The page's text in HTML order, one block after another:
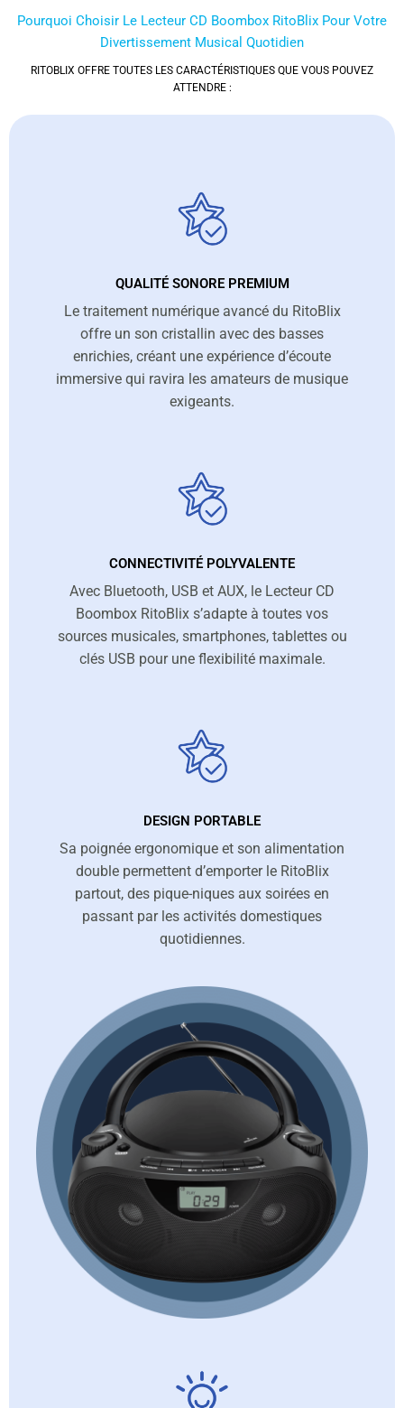
Pourquoi Choisir Le Lecteur CD Boombox RitoBlix Pour Votre
Divertissement Musical Quotidien
RITOBLIX OFFRE TOUTES LES CARACTÉRISTIQUES QUE VOUS POUVEZ
ATTENDRE :
QUALITÉ SONORE PREMIUM
Le traitement numérique avancé du RitoBlix
offre un son cristallin avec des basses
enrichies, créant une expérience d’écoute
immersive qui ravira les amateurs de musique
exigeants.
CONNECTIVITÉ POLYVALENTE
Avec Bluetooth, USB et AUX, le Lecteur CD
Boombox RitoBlix s’adapte à toutes vos
sources musicales, smartphones, tablettes ou
clés USB pour une flexibilité maximale.
DESIGN PORTABLE
Sa poignée ergonomique et son alimentation
double permettent d’emporter le RitoBlix
partout, des pique-niques aux soirées en
passant par les activités domestiques
quotidiennes.